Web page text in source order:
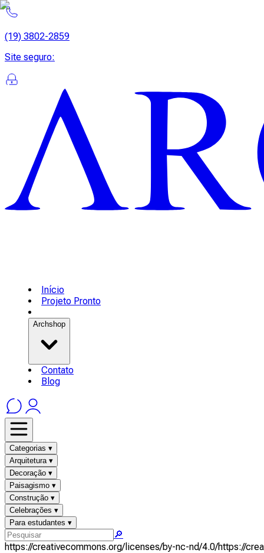
(19) 3802-2859
Site seguro:
Início
Projeto Pronto
Archshop
Contato
Blog
Categorias ▾
Arquitetura ▾
Decoração ▾
Paisagismo ▾
Construção ▾
Celebrações ▾
Para estudantes ▾
🔎
https://creativecommons.org/licenses/by-nc-nd/4.0/https://